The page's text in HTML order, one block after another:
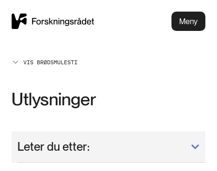
Meny
VIS BRØDSMULESTI
Utlysninger
Leter du etter: